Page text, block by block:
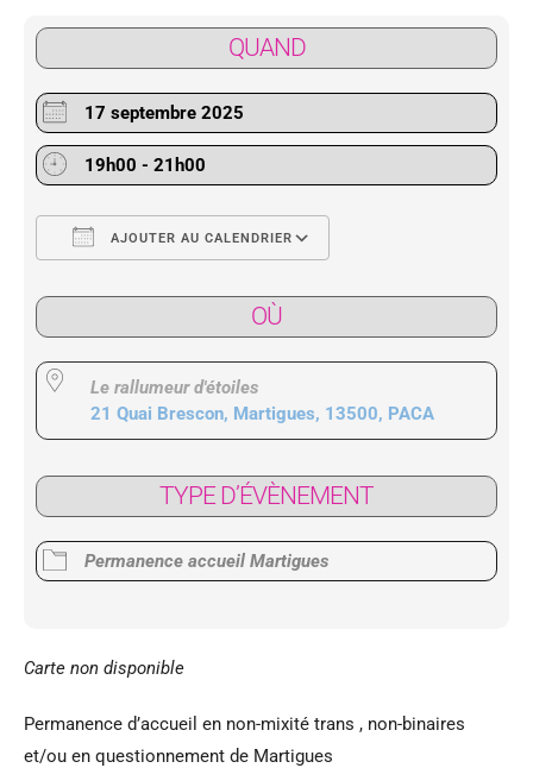
QUAND
17 septembre 2025
19h00 - 21h00
AJOUTER AU CALENDRIER
OÙ
Le rallumeur d'étoiles
21 Quai Brescon, Martigues, 13500, PACA
TYPE D’ÉVÈNEMENT
Permanence accueil Martigues
Carte non disponible
Permanence d’accueil en non-mixité trans , non-binaires
et/ou en questionnement de Martigues